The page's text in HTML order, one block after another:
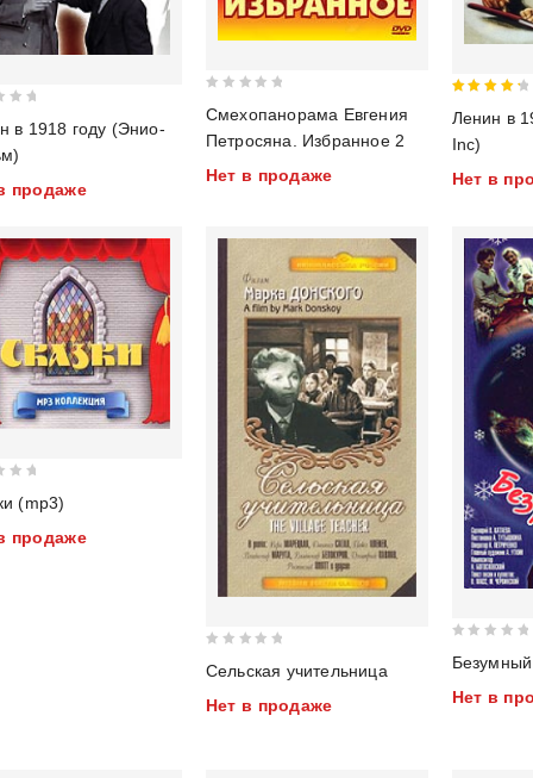
в 1918 году (Энио-
продаже
of
5
Смехопанорама Евгения
Петросяна. Избранное 2
Нет в продаже
Ленин в
Inc)
Нет в
(mp3)
продаже
of
Сельская учительница
Нет в продаже
of
Нет в